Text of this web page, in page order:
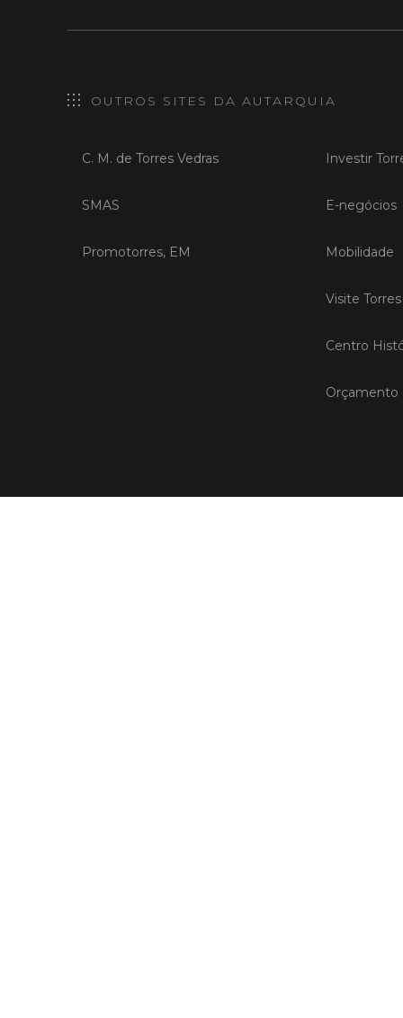
OUTROS SITES DA AUTARQUIA
C. M. de Torres Vedras
SMAS
Promotorres, EM
Investir
E-negócios
Mobilidade
Visite
Centro
Orçamento